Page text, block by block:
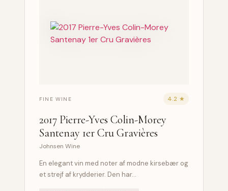
FINE WINE 4.2 ★
2017 Pierre-Yves Colin-Morey
Santenay 1er Cru Gravières
Johnsen Wine
En elegant vin med noter af modne kirsebær og
et strejf af krydderier. Den har…